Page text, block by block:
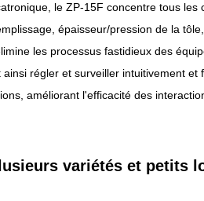
le ZP-15F concentre tous les
épaisseur/pression de la
les processus fastidieux des
régler et surveiller intuitivement et
améliorant l'efficacité des
variétés et petits